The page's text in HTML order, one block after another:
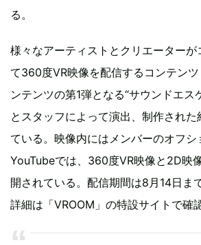
る。
様々なアーティストとクリエーターが
て360度VR映像を配信するコンテンツ
ンテンツの第1弾となる“サウンドエス
とスタッフによって演出、制作され
ている。映像内にはメンバーのオフシ
YouTubeでは、360度VR映像と2D映
開されている。配信期間は8月14日ま
詳細は「VROOM」の特設サイトで確